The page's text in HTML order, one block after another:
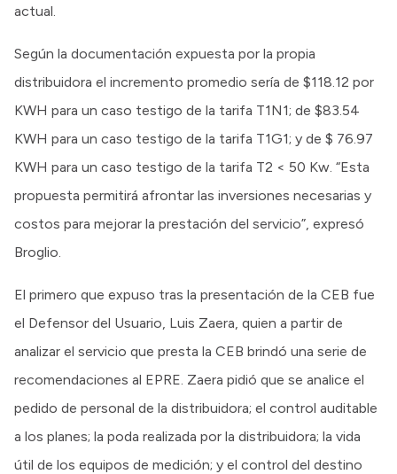
actual.
Según la documentación expuesta por la propia
distribuidora el incremento promedio sería de $118.12 por
KWH para un caso testigo de la tarifa T1N1; de $83.54
KWH para un caso testigo de la tarifa T1G1; y de $ 76.97
KWH para un caso testigo de la tarifa T2 < 50 Kw. “Esta
propuesta permitirá afrontar las inversiones necesarias y
costos para mejorar la prestación del servicio”, expresó
Broglio.
El primero que expuso tras la presentación de la CEB fue
el Defensor del Usuario, Luis Zaera, quien a partir de
analizar el servicio que presta la CEB brindó una serie de
recomendaciones al EPRE. Zaera pidió que se analice el
pedido de personal de la distribuidora; el control auditable
a los planes; la poda realizada por la distribuidora; la vida
útil de los equipos de medición; y el control del destino